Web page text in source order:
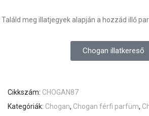
Találd meg illatjegyek alapján a hozzád illő
Chogan illatkereső
Cikkszám: CHOGAN87
Kategóriák: Chogan, Chogan férfi parfüm,